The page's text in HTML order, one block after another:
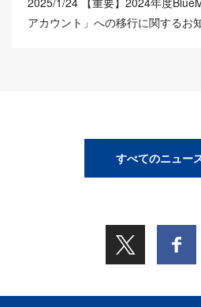
アカウント」への移行に関するお
すべてのニュー